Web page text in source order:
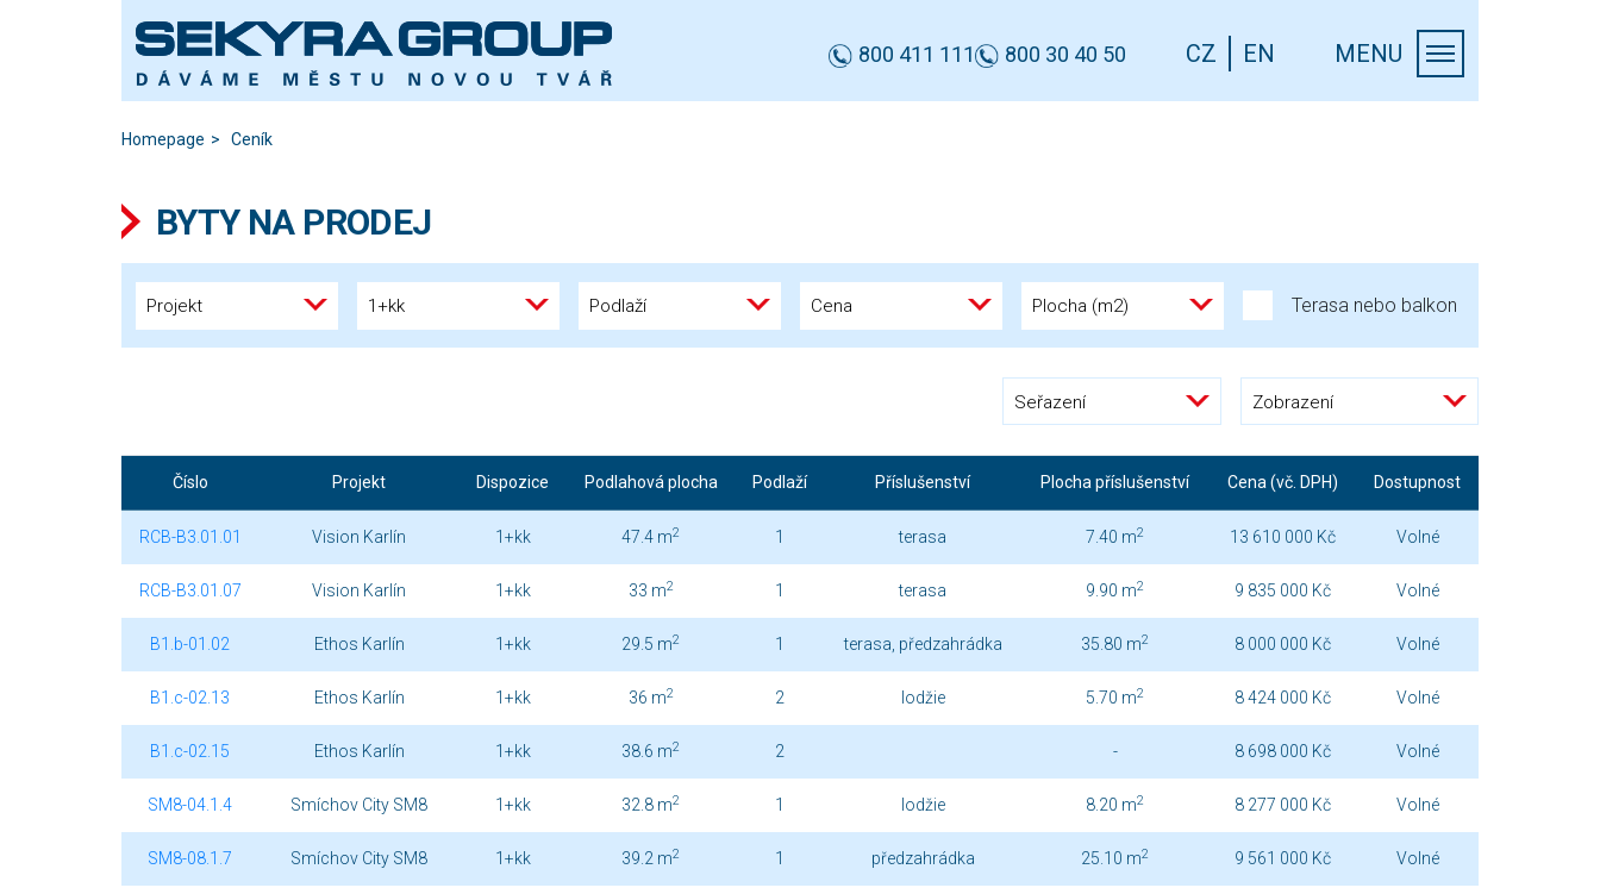
800 411 111 800 30 40 50 CZ EN MENU
Homepage Ceník
BYTY NA PRODEJ
Projekt 1+kk Podlaží Cena Plocha (m2) Terasa nebo balkon
Seřazení Zobrazení
Číslo Projekt Dispozice Podlahová plocha Podlaží Příslušenství Plocha příslušenství Cena (vč. DPH) Dostupnost
RCB-B3.01.01 Vision Karlín 1+kk 47.4 m2 1 terasa 7.40 m2 13 610 000 Kč Volné
RCB-B3.01.07 Vision Karlín 1+kk 33 m2 1 terasa 9.90 m2 9 835 000 Kč Volné
B1.b-01.02 Ethos Karlín 1+kk 29.5 m2 1 terasa, předzahrádka 35.80 m2 8 000 000 Kč Volné
B1.c-02.13 Ethos Karlín 1+kk 36 m2 2 lodžie 5.70 m2 8 424 000 Kč Volné
B1.c-02.15 Ethos Karlín 1+kk 38.6 m2 2 - 8 698 000 Kč Volné
SM8-04.1.4 Smíchov City SM8 1+kk 32.8 m2 1 lodžie 8.20 m2 8 277 000 Kč Volné
SM8-08.1.7 Smíchov City SM8 1+kk 39.2 m2 1 předzahrádka 25.10 m2 9 561 000 Kč Volné